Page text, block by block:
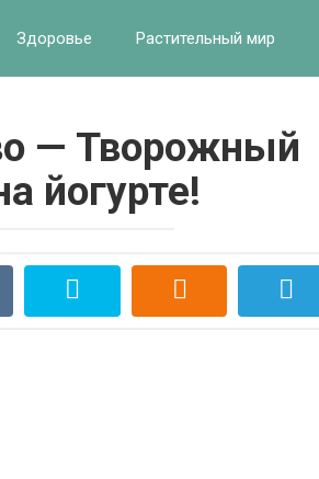
Здоровье Растительный мир
— Творожный
йогурте!